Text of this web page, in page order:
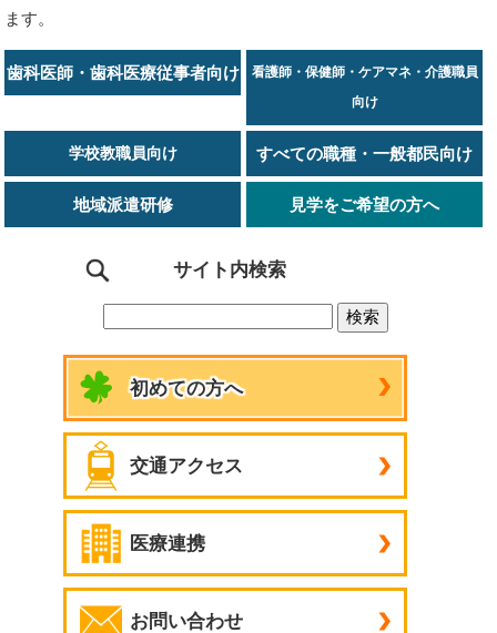
ます。
歯科医師・歯科医療従事者向け
看護師・保健師・ケアマネ・介護職員
向け
学校教職員向け すべての職種・一般都民向け
地域派遣研修 見学をご希望の方へ
サイト内検索
初めての方へ
交通アクセス
医療連携
お問い合わせ